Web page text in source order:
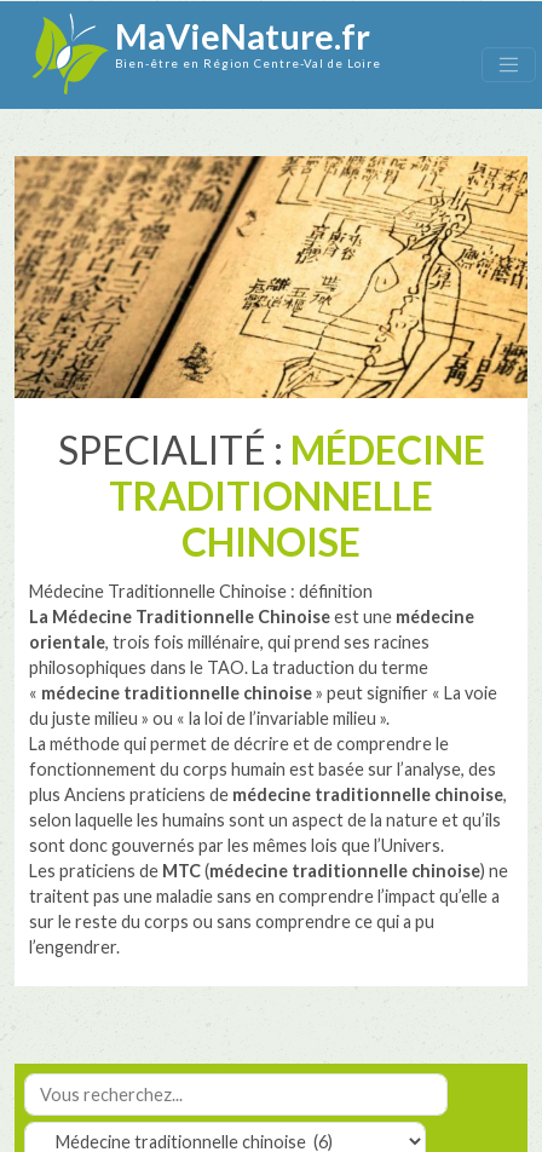
MaVieNature.fr
Bien-être en Région Centre-Val de Loire
SPECIALITÉ : MÉDECINE
TRADITIONNELLE
CHINOISE
Médecine Traditionnelle Chinoise : définition
La Médecine Traditionnelle Chinoiseest une médecine
orientale, trois fois millénaire, qui prend ses racines
philosophiques dans le TAO. La traduction du terme
« médecine traditionnelle chinoise» peut signifier « La voie
du juste milieu » ou « la loi de l’invariable milieu ».
La méthode qui permet de décrire et de comprendre le
fonctionnement du corps humain est basée sur l’analyse, des
plus Anciens praticiens de médecine traditionnelle chinoise,
selon laquelle les humains sont un aspect de la nature et qu’ils
sont donc gouvernés par les mêmes lois que l’Univers.
Les praticiens de MTC(médecine traditionnelle chinoise) ne
traitent pas une maladie sans en comprendre l’impact qu’elle a
sur le reste du corps ou sans comprendre ce qui a pu
l’engendrer.